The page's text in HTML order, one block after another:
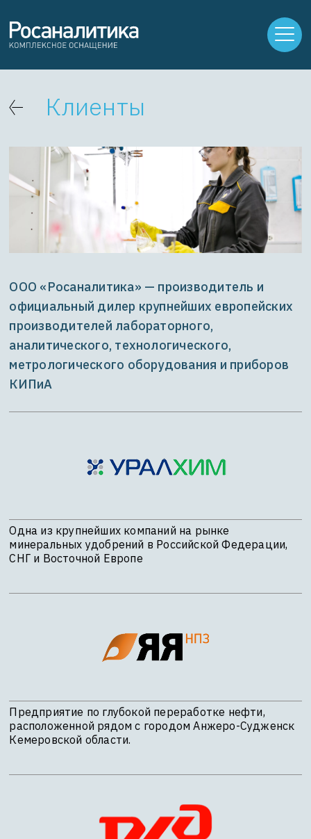
Клиенты
ООО «Росаналитика» — производитель и
официальный дилер крупнейших европейских
производителей лабораторного,
аналитического, технологического,
метрологического оборудования и приборов
КИПиА
Одна из крупнейших компаний на рынке
минеральных удобрений в Российской Федерации,
СНГ и Восточной Европе
Предприятие по глубокой переработке нефти,
расположенной рядом с городом Анжеро-Судженск
Кемеровской области.